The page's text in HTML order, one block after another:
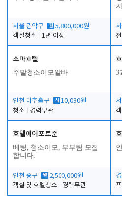
서울 관악구 월 5,800,000원
객실청소
1년 이상
소마호텔
주말청소이모알바
인천 미추홀구 시 10,030원
청소
경력무관
3
호텔에어포트준
베팅, 청소이모, 부부팀 모집
합니다.
인천 중구 월 2,500,000원
객실 및 호텔청소
경력무관